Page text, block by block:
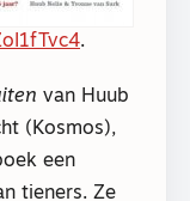
.
van Huub
(Kosmos),
een
tieners. Ze